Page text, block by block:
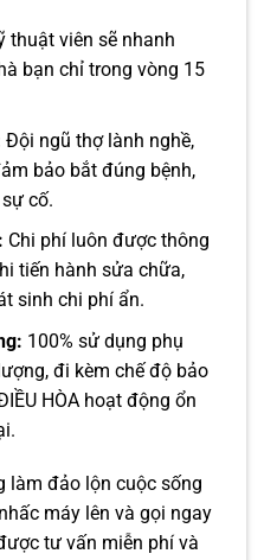
thuật viên sẽ nhanh
bạn chỉ trong vòng 15
Đội ngũ thợ lành nghề,
bảo bắt đúng bệnh,
cố.
Chi phí luôn được thông
tiến hành sửa chữa,
sinh chi phí ẩn.
100% sử dụng phụ
đi kèm chế độ bảo
HÒA hoạt động ổn
đảo lộn cuộc sống
máy lên và gọi ngay
tư vấn miễn phí và